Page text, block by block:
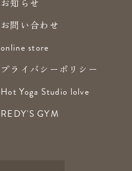
お知らせ
お問い合わせ
online store
プライバシーポリシー
Hot Yoga Studio lolve
REDY'S GYM